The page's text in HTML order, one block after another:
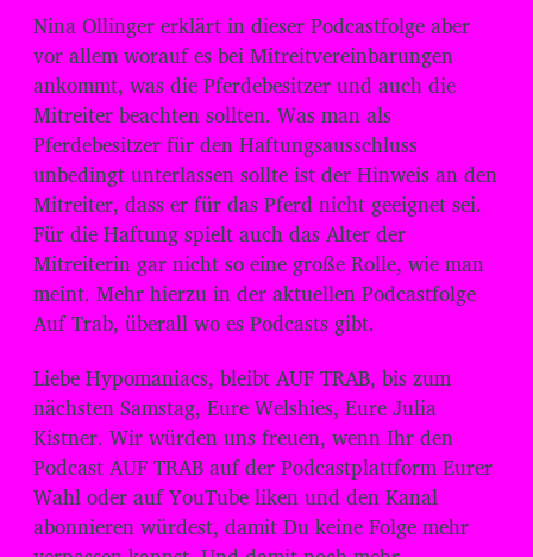
Nina Ollinger erklärt in dieser Podcastfolge aber
vor allem worauf es bei Mitreitvereinbarungen
ankommt, was die Pferdebesitzer und auch die
Mitreiter beachten sollten. Was man als
Pferdebesitzer für den Haftungsausschluss
unbedingt unterlassen sollte ist der Hinweis an den
Mitreiter, dass er für das Pferd nicht geeignet sei.
Für die Haftung spielt auch das Alter der
Mitreiterin gar nicht so eine große Rolle, wie man
meint. Mehr hierzu in der aktuellen Podcastfolge
Auf Trab, überall wo es Podcasts gibt.
Liebe Hypomaniacs, bleibt AUF TRAB, bis zum
nächsten Samstag, Eure Welshies, Eure Julia
Kistner. Wir würden uns freuen, wenn Ihr den
Podcast AUF TRAB auf der Podcastplattform Eurer
Wahl oder auf YouTube liken und den Kanal
abonnieren würdest, damit Du keine Folge mehr